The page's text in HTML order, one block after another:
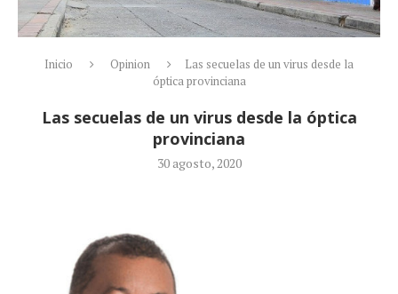
Inicio Opinion
Las secuelas de un virus desde la
óptica provinciana
Las secuelas de un virus desde la óptica
provinciana
30 agosto, 2020